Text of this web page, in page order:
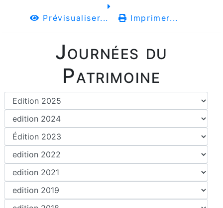
Journées du
Patrimoine
Prévisualiser... Imprimer...